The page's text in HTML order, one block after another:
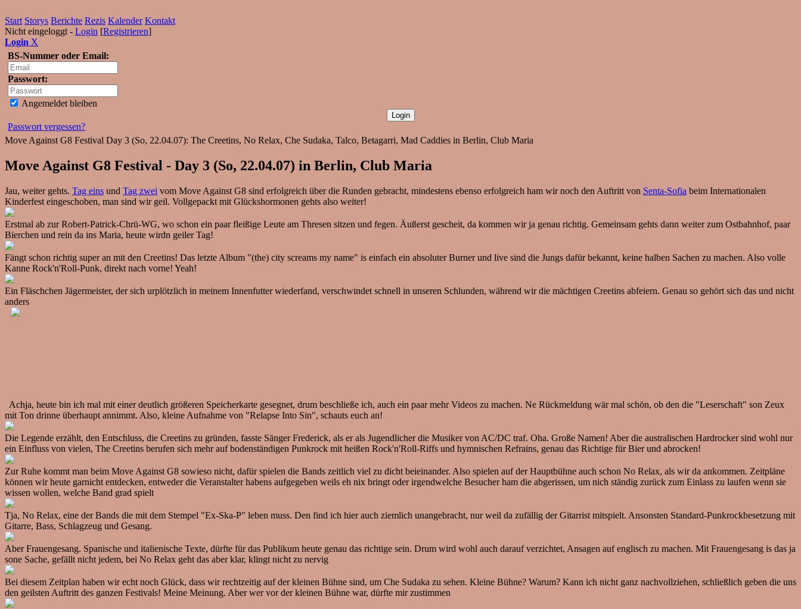
Start Storys Berichte Rezis Kalender Kontakt
Nicht eingeloggt - Login [Registrieren]
Login X
BS-Nummer oder Email:
Passwort:
Angemeldet bleiben
Passwort vergessen?
Move Against G8 Festival Day 3 (So, 22.04.07): The Creetins, No Relax, Che Sudaka, Talco, Betagarri, Mad Caddies in Berlin, Club Maria
Move Against G8 Festival - Day 3 (So, 22.04.07) in Berlin, Club Maria
Jau, weiter gehts. Tag eins und Tag zwei vom Move Against G8 sind erfolgreich über die Runden gebracht, mindestens ebenso erfolgreich ham wir noch den Auftritt von Senta-Sofia beim Internationalen
Kinderfest eingeschoben, man sind wir geil. Vollgepackt mit Glückshormonen gehts also weiter!
Erstmal ab zur Robert-Patrick-Chrü-WG, wo schon ein paar fleißige Leute am Thresen sitzen und fegen. Äußerst gescheit, da kommen wir ja genau richtig. Gemeinsam gehts dann weiter zum Ostbahnhof, paar
Bierchen und rein da ins Maria, heute wirdn geiler Tag!
Fängt schon richtig super an mit den Creetins! Das letzte Album "(the) city screams my name" is einfach ein absoluter Burner und live sind die Jungs dafür bekannt, keine halben Sachen zu machen. Also volle
Kanne Rock'n'Roll-Punk, direkt nach vorne! Yeah!
Ein Fläschchen Jägermeister, der sich urplötzlich in meinem Innenfutter wiederfand, verschwindet schnell in unseren Schlunden, während wir die mächtigen Creetins abfeiern. Genau so gehört sich das und nicht
anders
Achja, heute bin ich mal mit einer deutlich größeren Speicherkarte gesegnet, drum beschließe ich, auch ein paar mehr Videos zu machen. Ne Rückmeldung wär mal schön, ob den die "Leserschaft" son Zeux
mit Ton drinne überhaupt annimmt. Also, kleine Aufnahme von "Relapse Into Sin", schauts euch an!
Die Legende erzählt, den Entschluss, die Creetins zu gründen, fasste Sänger Frederick, als er als Jugendlicher die Musiker von AC/DC traf. Oha. Große Namen! Aber die australischen Hardrocker sind wohl nur
ein Einfluss von vielen, The Creetins berufen sich mehr auf bodenständigen Punkrock mit heißen Rock'n'Roll-Riffs und hymnischen Refrains, genau das Richtige für Bier und abrocken!
Zur Ruhe kommt man beim Move Against G8 sowieso nicht, dafür spielen die Bands zeitlich viel zu dicht beieinander. Also spielen auf der Hauptbühne auch schon No Relax, als wir da ankommen. Zeitpläne
können wir heute garnicht entdecken, entweder die Veranstalter habens aufgegeben weils eh nix bringt oder irgendwelche Besucher ham die abgerissen, um nich ständig zurück zum Einlass zu laufen wenn sie
wissen wollen, welche Band grad spielt
Tja, No Relax, eine der Bands die mit dem Stempel "Ex-Ska-P" leben muss. Den find ich hier auch ziemlich unangebracht, nur weil da zufällig der Gitarrist mitspielt. Ansonsten Standard-Punkrockbesetzung mit
Gitarre, Bass, Schlagzeug und Gesang.
Aber Frauengesang. Spanische und italienische Texte, dürfte für das Publikum heute genau das richtige sein. Drum wird wohl auch darauf verzichtet, Ansagen auf englisch zu machen. Mit Frauengesang is das ja
sone Sache, gefällt nicht jedem, bei No Relax geht das aber klar, klingt nicht zu nervig
Bei diesem Zeitplan haben wir echt noch Glück, dass wir rechtzeitig auf der kleinen Bühne sind, um Che Sudaka zu sehen. Kleine Bühne? Warum? Kann ich nicht ganz nachvollziehen, schließlich geben die uns
den geilsten Auftritt des ganzen Festivals! Meine Meinung. Aber wer vor der kleinen Bühne war, dürfte mir zustimmen